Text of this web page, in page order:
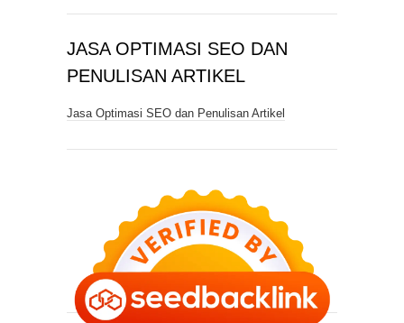
JASA OPTIMASI SEO DAN
PENULISAN ARTIKEL
Jasa Optimasi SEO dan Penulisan Artikel